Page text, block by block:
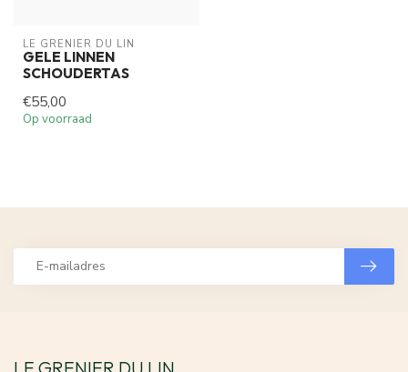
LE GRENIER DU LIN
GELE LINNEN
SCHOUDERTAS
€55,00
Op voorraad